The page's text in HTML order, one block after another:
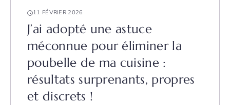
11 FÉVRIER 2026
J’ai adopté une astuce
méconnue pour éliminer la
poubelle de ma cuisine :
résultats surprenants, propres
et discrets !